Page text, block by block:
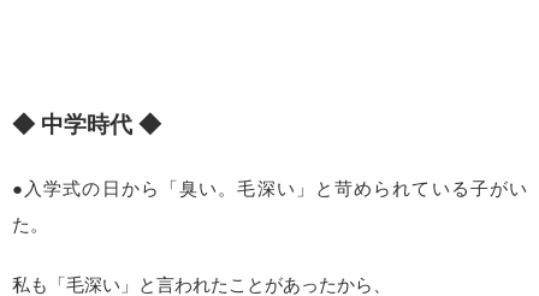
◆ 中学時代 ◆
●入学式の日から「臭い。毛深い」と苛められている子がい
た。
私も「毛深い」と言われたことがあったから、